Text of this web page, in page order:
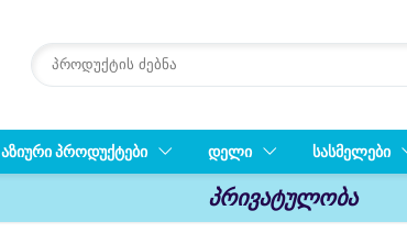
ᲐᲖᲘᲣᲠᲘ ᲞᲠᲝᲓᲣᲥᲢᲔᲑᲘ ᲓᲔᲚᲘ ᲡᲐᲡᲛᲔᲚᲔᲑᲘ
პრივატულობა